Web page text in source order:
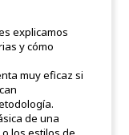
explicamos
y cómo
muy eficaz si
de una